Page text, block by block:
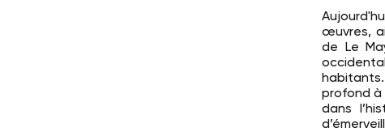
œuvres,
de Le
profond à
dans